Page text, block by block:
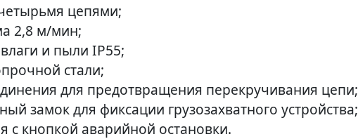
цепями;
2,8 м/мин;
и пыли IP55;
стали;
для предотвращения перекручивания цепи;
замок для фиксации грузозахватного устройства;
с кнопкой аварийной остановки.